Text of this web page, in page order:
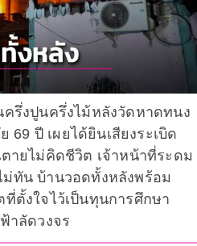
รึ่งปูนครึ่งไม้หลังวัดหาดทนง
69 ปี เผยได้ยินเสียงระเบิด
ายไม่คิดชีวิต เจ้าหน้าที่ระดม
ทัน บ้านวอดทั้งหลังพร้อม
ที่ตั้งใจไว้เป็นทุนการศึกษา
าลัดวงจร